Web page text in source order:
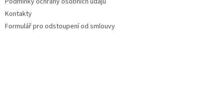
Kontakty
Formulář pro odstoupení od smlouvy